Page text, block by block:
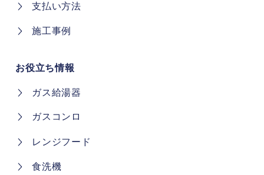
お役立ち情報
食洗機
レンジフード
ガスコンロ
ガス給湯器
施工事例
支払い方法